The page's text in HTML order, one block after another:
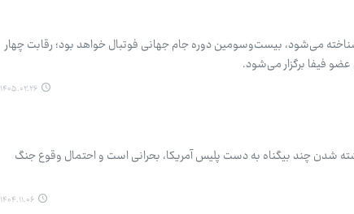
فوتبال ۲۰۲۶ که با نام «جام جهانی ۲۶» شناخته می‌شود، بیست‌وسومین دوره جام جهانی فوتبال خواهد بود؛ رقابت چهار
فیفا برگزار می‌شود.
۱۴۰۵.۰۲.۲۶
شدن چند بیگناه به دست پلیس آمریکا، بحرانی است و احتمال وقوع جنگ
۱۴۰۴.۱۱.۰۶